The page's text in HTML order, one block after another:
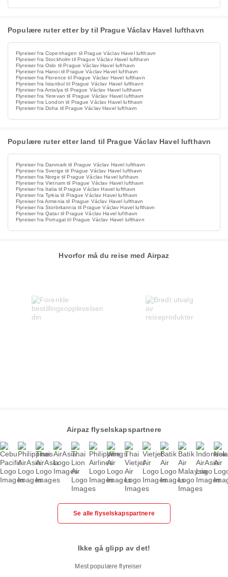
Populære ruter etter by til Prague Václav Havel lufthavn
Flyreiser fra Copenhagen til Prague Václav Havel lufthavn
Flyreiser fra Stockholm til Prague Václav Havel lufthavn
Flyreiser fra Oslo til Prague Václav Havel lufthavn
Flyreiser fra Hanoi til Prague Václav Havel lufthavn
Flyreiser fra Florence til Prague Václav Havel lufthavn
Flyreiser fra Istanbul til Prague Václav Havel lufthavn
Flyreiser fra Antalya til Prague Václav Havel lufthavn
Flyreiser fra Yerevan til Prague Václav Havel lufthavn
Flyreiser fra London til Prague Václav Havel lufthavn
Flyreiser fra Doha til Prague Václav Havel lufthavn
Populære ruter etter land til Prague Václav Havel lufthavn
Flyreiser fra Danmark til Prague Václav Havel lufthavn
Flyreiser fra Sverige til Prague Václav Havel lufthavn
Flyreiser fra Norge til Prague Václav Havel lufthavn
Flyreiser fra Vietnam til Prague Václav Havel lufthavn
Flyreiser fra Italia til Prague Václav Havel lufthavn
Flyreiser fra Tyrkia til Prague Václav Havel lufthavn
Flyreiser fra Armenia til Prague Václav Havel lufthavn
Flyreiser fra Storbritannia til Prague Václav Havel lufthavn
Flyreiser fra Qatar til Prague Václav Havel lufthavn
Flyreiser fra Portugal til Prague Václav Havel lufthavn
Hvorfor må du reise med Airpaz
Airpaz flyselskapspartnere
Se alle flyselskapspartnere
Ikke gå glipp av det!
Mest populære flyreiser